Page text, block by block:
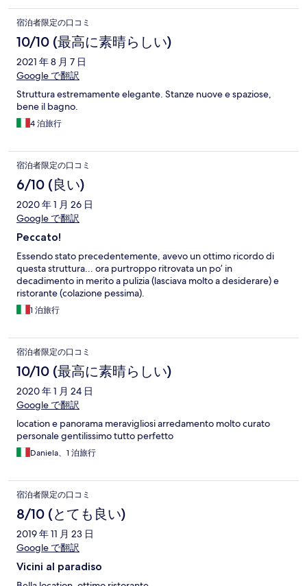
宿泊者限定の口コミ
10/10 (最高に素晴らしい)
2021 年 8 月 7 日
Google で翻訳
Struttura estremamente elegante. Stanze nuove e spaziose,
bene il bagno.
4 泊旅行
宿泊者限定の口コミ
6/10 (良い)
2020 年 1 月 26 日
Google で翻訳
Peccato!
Essendo stato precedentemente, avevo un ottimo ricordo di
questa struttura... ora purtroppo ritrovata un po’ in
decadimento in merito a pulizia (lasciava molto a desiderare) e
ristorante (colazione pessima).
1 泊旅行
宿泊者限定の口コミ
10/10 (最高に素晴らしい)
2020 年 1 月 24 日
Google で翻訳
location e panorama meravigliosi arredamento molto curato
personale gentilissimo tutto perfetto
Daniela、1 泊旅行
宿泊者限定の口コミ
8/10 (とても良い)
2019 年 11 月 23 日
Google で翻訳
Vicini al paradiso